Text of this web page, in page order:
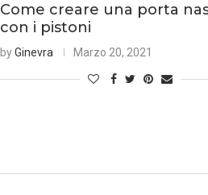
Come creare una porta
con i pistoni
byGinevra Marzo 20, 2021